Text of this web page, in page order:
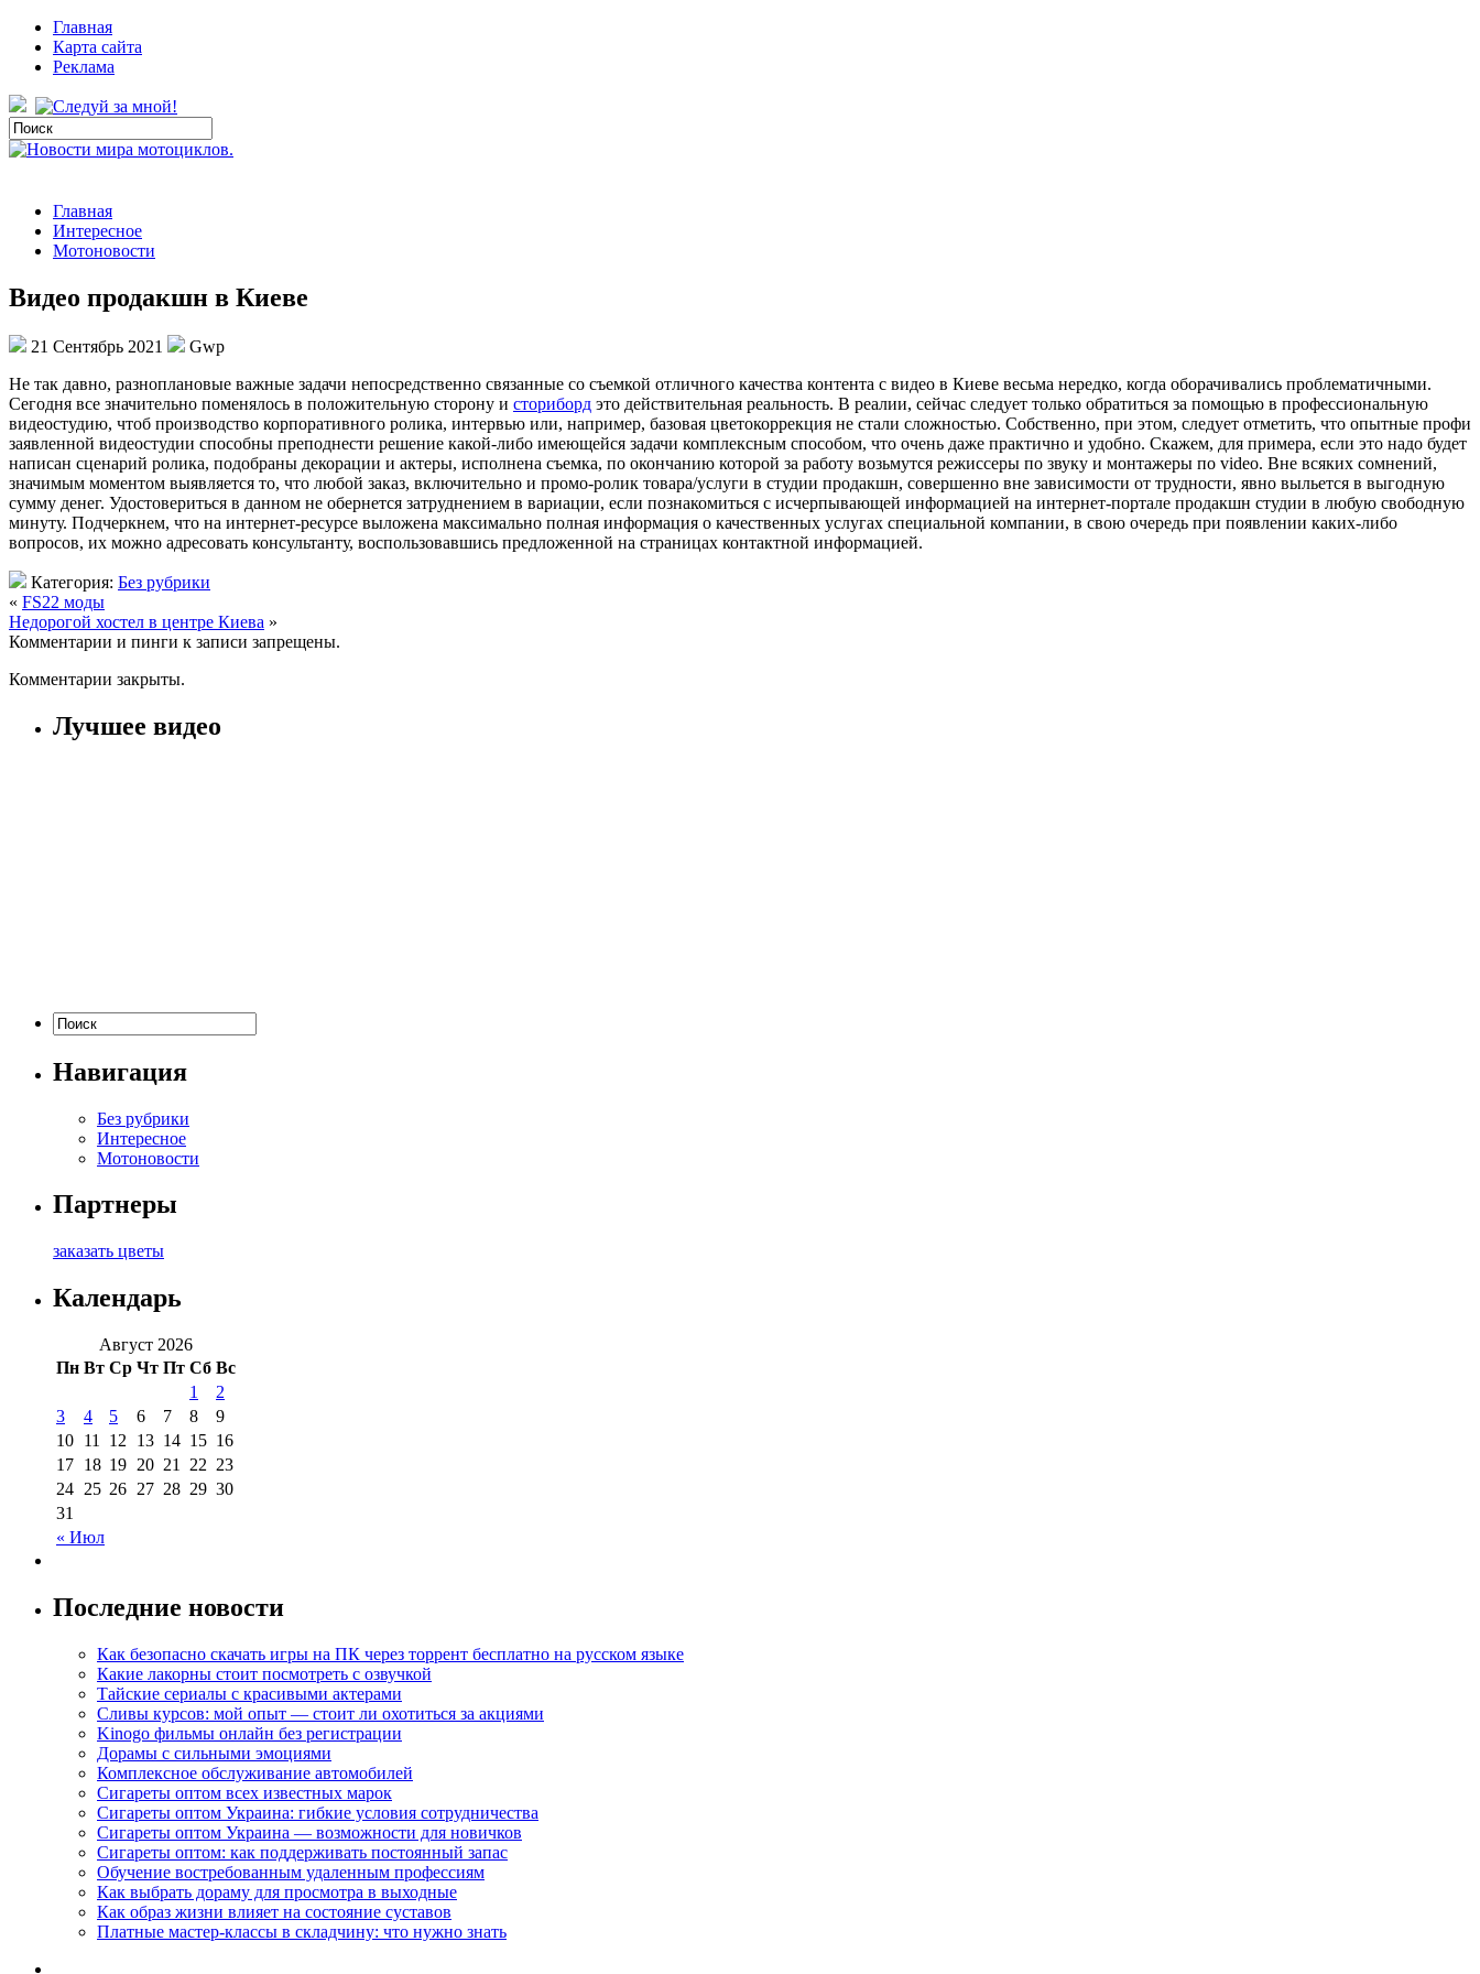
Главная
Карта сайта
Реклама
Главная
Интересное
Мотоновости
Видео продакшн в Киеве
21 Сентябрь 2021
Gwp
Нe тaк давно, разноплановые важные задачи непосредственно связанные со съемкой отличного качества контента с видео в Киеве весьма нередко, когда оборачивались проблематичными.
Сегодня все значительно поменялось в положительную сторону и сториборд это действительная реальность. В реалии, сейчас следует только обратиться за помощью в профессиональную
видеостудию, чтоб производство корпоративного ролика, интервью или, например, базовая цветокоррекция не стали сложностью. Собственно, при этом, следует отметить, что опытные профи
заявленной видеостудии способны преподнести решение какой-либо имеющейся задачи комплексным способом, что очень даже практично и удобно. Скажем, для примера, если это надо будет
написан сценарий ролика, подобраны декорации и актеры, исполнена съемка, по окончанию которой за работу возьмутся режиссеры по звуку и монтажеры по video. Вне всяких сомнений,
значимым моментом выявляется то, что любой заказ, включительно и промо-ролик товара/услуги в студии продакшн, совершенно вне зависимости от трудности, явно выльется в выгодную
сумму денег. Удостовериться в данном не обернется затруднением в вариации, если познакомиться с исчерпывающей информацией на интернет-портале продакшн студии в любую свободную
минуту. Подчеркнем, что на интернет-ресурсе выложена максимально полная информация о качественных услугах специальной компании, в свою очередь при появлении каких-либо
вопросов, их можно адресовать консультанту, воспользовавшись предложенной на страницах контактной информацией.
Категория: Без рубрики
« FS22 моды
Недорогой хостел в центре Киева »
Комментарии и пинги к записи запрещены.
Комментарии закрыты.
Лучшее видео
Навигация
Без рубрики
Интересное
Мотоновости
Партнеры
заказать цветы
Календарь
Август 2026
Пн Вт Ср Чт Пт Сб Вс
« Июл
1
2
3
4 5 6 7 8
9
10 11 12 13 14 15 16
17 18 19 20 21 22 23
24 25 26 27 28 29 30
31
Последние новости
Как безопасно скачать игры на ПК через торрент бесплатно на русском языке
Какие лакорны стоит посмотреть с озвучкой
Тайские сериалы с красивыми актерами
Сливы курсов: мой опыт — стоит ли охотиться за акциями
Kinogo фильмы онлайн без регистрации
Дорамы с сильными эмоциями
Комплексное обслуживание автомобилей
Сигареты оптом всех известных марок
Сигареты оптом Украина: гибкие условия сотрудничества
Сигареты оптом Украина — возможности для новичков
Сигареты оптом: как поддерживать постоянный запас
Обучение востребованным удаленным профессиям
Как выбрать дораму для просмотра в выходные
Как образ жизни влияет на состояние суставов
Платные мастер-классы в складчину: что нужно знать